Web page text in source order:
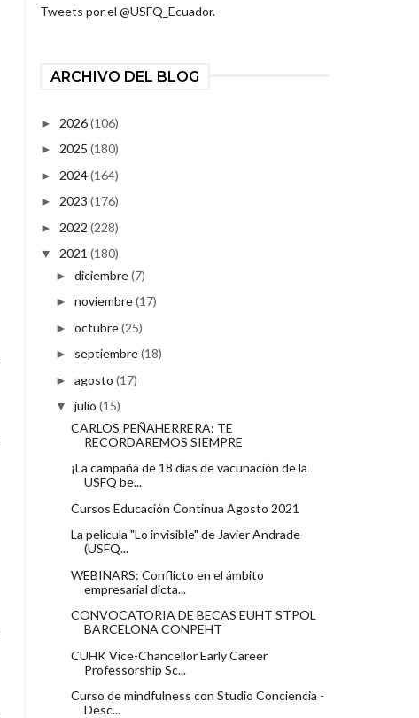
Tweets por el @USFQ_Ecuador.
ARCHIVO DEL BLOG
► 2026(106)
► 2025 (180)
► 2024(164)
► 2023 (176)
► 2022 (228)
▼ 2021 (180)
► diciembre(7)
► noviembre(17)
► octubre(25)
► septiembre(18)
► agosto (17)
▼ julio (15)
CARLOS PEÑAHERRERA: TE
RECORDAREMOS SIEMPRE
¡La campaña de 18 días de vacunación de la
USFQ be...
Cursos Educación Continua Agosto 2021
La película "Lo invisible" de Javier Andrade
(USFQ...
WEBINARS: Conflicto en el ámbito
empresarial dicta...
CONVOCATORIA DE BECAS EUHT STPOL
BARCELONA CONPEHT
CUHK Vice-Chancellor Early Career
Professorship Sc...
Curso de mindfulness con Studio Conciencia -
Desc...